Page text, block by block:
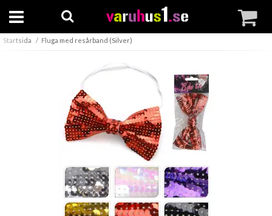
Startsida Fluga med resårband (Silver)